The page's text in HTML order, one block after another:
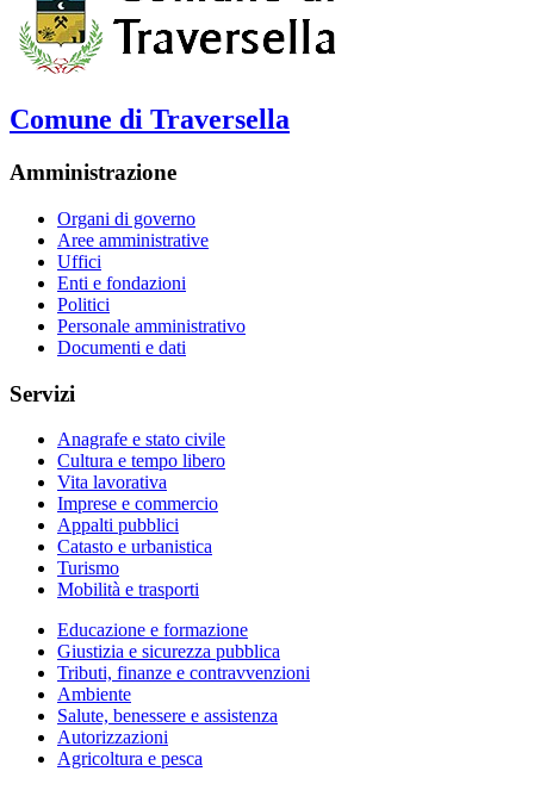
Comune di Traversella
Amministrazione
Organi di governo
Aree amministrative
Uffici
Enti e fondazioni
Politici
Personale amministrativo
Documenti e dati
Servizi
Anagrafe e stato civile
Cultura e tempo libero
Vita lavorativa
Imprese e commercio
Appalti pubblici
Catasto e urbanistica
Turismo
Mobilità e trasporti
Educazione e formazione
Giustizia e sicurezza pubblica
Tributi, finanze e contravvenzioni
Ambiente
Salute, benessere e assistenza
Autorizzazioni
Agricoltura e pesca